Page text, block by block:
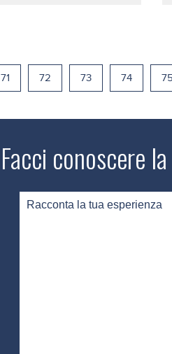
71 72 73 74 75
Facci conoscere